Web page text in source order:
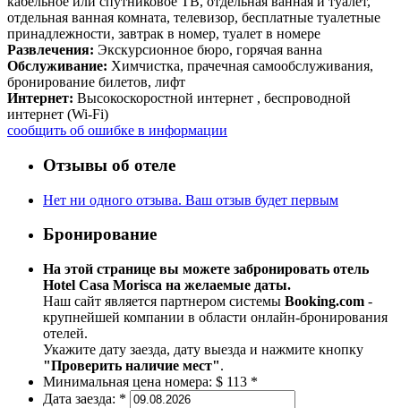
отдельная ванная комната, телевизор, бесплатные туалетные
принадлежности, завтрак в номер, туалет в номере
Развлечения: Экскурсионное бюро, горячая ванна
Обслуживание: Химчистка, прачечная самообслуживания,
бронирование билетов, лифт
Интернет: Высокоскоростной интернет , беспроводной
интернет (Wi-Fi)
сообщить об ошибке в информации
Отзывы об отеле
Нет ни одного отзыва. Ваш отзыв будет первым
Бронирование
На этой странице вы можете забронировать отель
Hotel Casa Morisca на желаемые даты.
Наш сайт является партнером системы Booking.com -
крупнейшей компании в области онлайн-бронирования
отелей.
Укажите дату заезда, дату выезда и нажмите кнопку
"Проверить наличие мест".
Минимальная цена номера: $ 113 *
Дата заезда: *